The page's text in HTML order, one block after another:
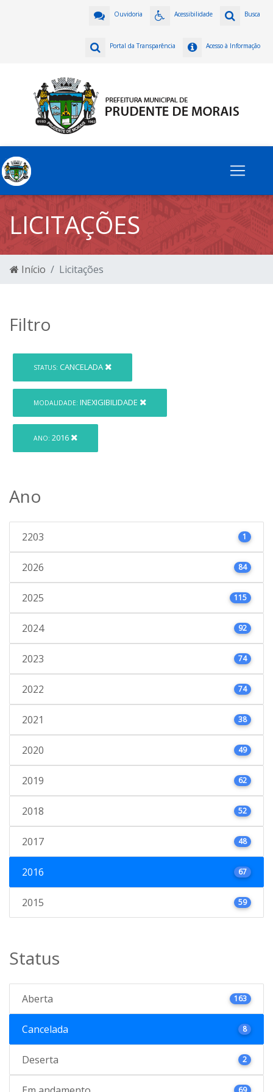
Busca
Acessibilidade
Ouvidoria
Acesso à Informação
Portal da Transparência
LICITAÇÕES
Início Licitações
Filtro
STATUS: CANCELADA
MODALIDADE: INEXIGIBILIDADE
ANO: 2016
Ano
2203 1
2026 84
2025 115
2024 92
2023 74
2022 74
2021 38
2020 49
2019 62
2018 52
2017 48
2016 67
2015 59
Status
Aberta 163
Cancelada 8
Deserta 2
69